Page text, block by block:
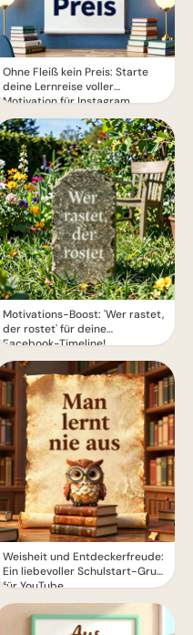
Ohne Fleiß kein Preis: Starte
deine Lernreise voller
Motivation für Instagram
Motivations-Boost: 'Wer rastet,
der rostet' für deine
Facebook-Timeline!
Weisheit und Entdeckerfreude:
Ein liebevoller Schulstart-Gruß
für YouTube